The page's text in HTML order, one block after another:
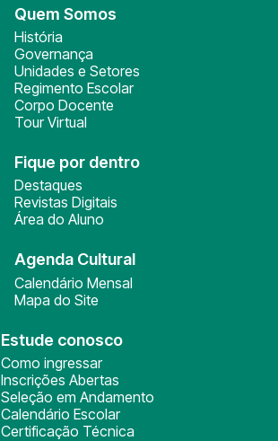
Quem Somos
História
Governança
Unidades e Setores
Regimento Escolar
Corpo Docente
Tour Virtual
Fique por dentro
Destaques
Revistas Digitais
Área do Aluno
Agenda Cultural
Calendário Mensal
Mapa do Site
Estude conosco
Como ingressar
Inscrições Abertas
Seleção em Andamento
Calendário Escolar
Certificação Técnica